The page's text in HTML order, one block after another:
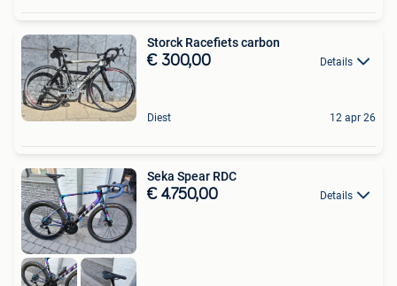
Storck Racefiets carbon
€ 300,00 Details
Diest 12 apr 26
Seka Spear RDC
€ 4.750,00 Details